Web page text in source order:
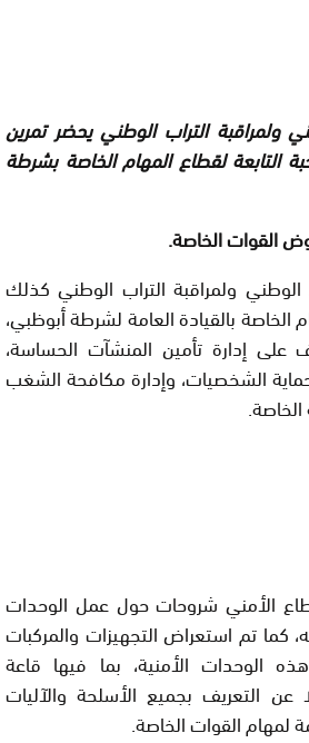
ولمراقبة التراب الوطني يحضر تمرين
التابعة لقطاع المهام الخاصة بشرطة
القوات الخاصة.
الوطني ولمراقبة التراب الوطني كذلك
الخاصة بالقيادة العامة لشرطة أبوظبي،
إدارة تأمين المنشآت الحساسة،
الشخصيات، وإدارة مكافحة الشغب
الأمني شروحات حول عمل الوحدات
كما تم استعراض التجهيزات والمركبات
الوحدات الأمنية، بما فيها قاعة
عن التعريف بجميع الأسلحة والآليات
لمهام القوات الخاصة.